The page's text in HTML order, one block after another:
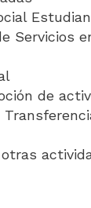
Servicios
de